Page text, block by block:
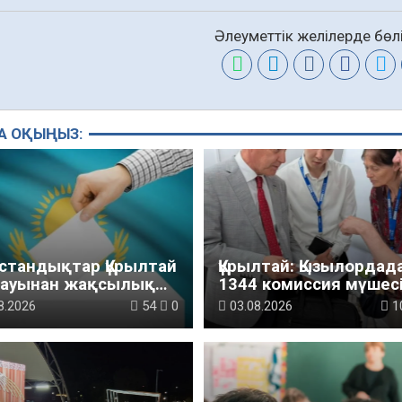
Әлеуметтік желілерде
ОҚЫҢЫЗ:
Құрылтай
жақсылық
– қоғамдық пікір
54 0
Құрылтай:
1344 комиссия
білімі жетілдіріледі
03.08.2026